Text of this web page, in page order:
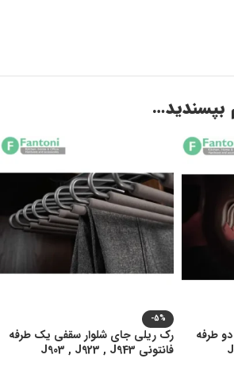
بپسندید…
طرفه
-5%
رک ریلی جای شلوار سقفی یک طرفه
فانتونی J903 , J923 , J943